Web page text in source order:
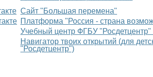
Сайт "Большая перемена"
Платформа "Россия - страна
Учебный центр ФГБУ
Навигатор твоих открытий (для
"Росдетцентр")